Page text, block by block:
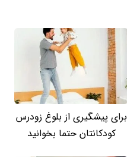
برای پیشگیری از بلوغ زودرس
کودکانتان حتما بخوانید